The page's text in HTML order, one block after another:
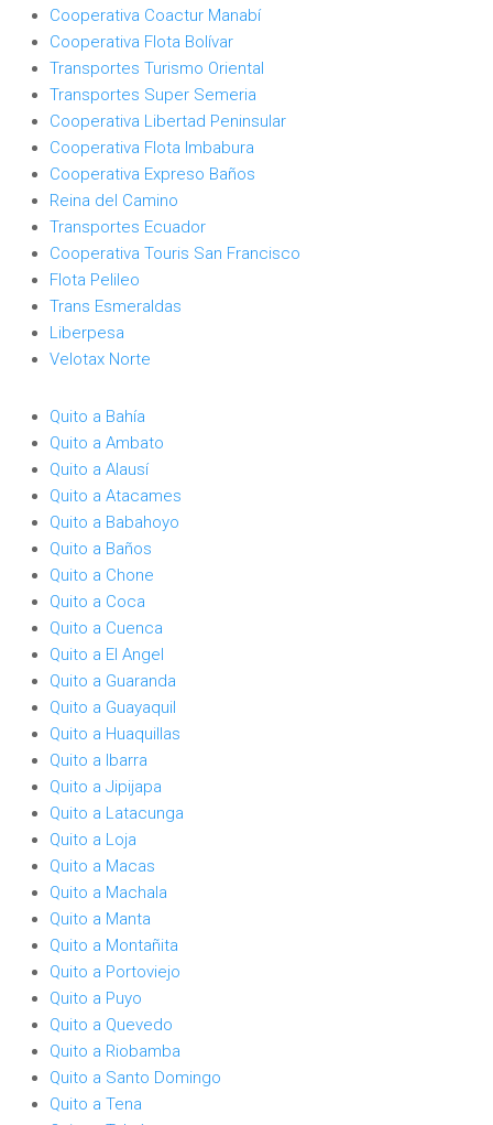
Cooperativa Coactur Manabí
Cooperativa Flota Bolívar
Transportes Turismo Oriental
Transportes Super Semeria
Cooperativa Libertad Peninsular
Cooperativa Flota Imbabura
Cooperativa Expreso Baños
Reina del Camino
Transportes Ecuador
Cooperativa Touris San Francisco
Flota Pelileo
Trans Esmeraldas
Liberpesa
Velotax Norte
Quito a Bahía
Quito a Ambato
Quito a Alausí
Quito a Atacames
Quito a Babahoyo
Quito a Baños
Quito a Chone
Quito a Coca
Quito a Cuenca
Quito a El Angel
Quito a Guaranda
Quito a Guayaquil
Quito a Huaquillas
Quito a Ibarra
Quito a Jipijapa
Quito a Latacunga
Quito a Loja
Quito a Macas
Quito a Machala
Quito a Manta
Quito a Montañita
Quito a Portoviejo
Quito a Puyo
Quito a Quevedo
Quito a Riobamba
Quito a Santo Domingo
Quito a Tena